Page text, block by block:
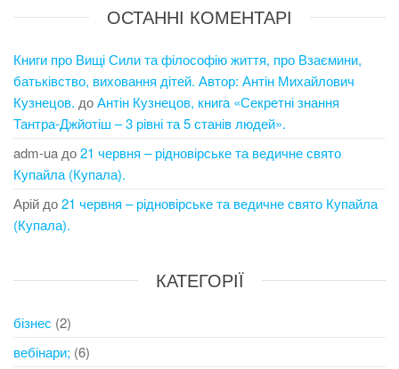
ОСТАННІ КОМЕНТАРІ
Книги про Вищі Сили та філософію життя, про Взаємини,
батьківство, виховання дітей. Автор: Антін Михайлович
Кузнецов. доАнтін Кузнецов, книга «Секретні знання
Тантра-Джйотіш – 3 рівні та 5 станів людей».
adm-ua до21 червня – рідновірське та ведичне свято
Купайла (Купала).
Арій до21 червня – рідновірське та ведичне свято Купайла
(Купала).
КАТЕГОРІЇ
бізнес (2)
вебінари; (6)